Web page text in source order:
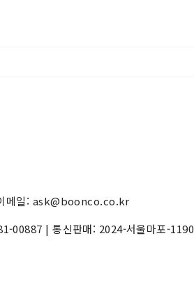
메일: ask@boonco.co.kr
00887 | 통신판매: 2024-서울마포-1190